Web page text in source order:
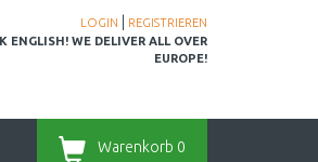
LOGIN
REGISTRIEREN
ENGLISH! WE DELIVER ALL OVER
EUROPE!
Warenkorb 0